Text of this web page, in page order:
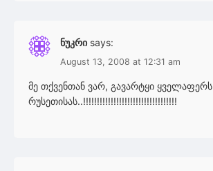
ნუკრი says:
August 13, 2008 at 12:31 am
მე თქვენთან ვარ, გავარტყი ყველაფერს
რუსეთისას..!!!!!!!!!!!!!!!!!!!!!!!!!!!!!!!!!!